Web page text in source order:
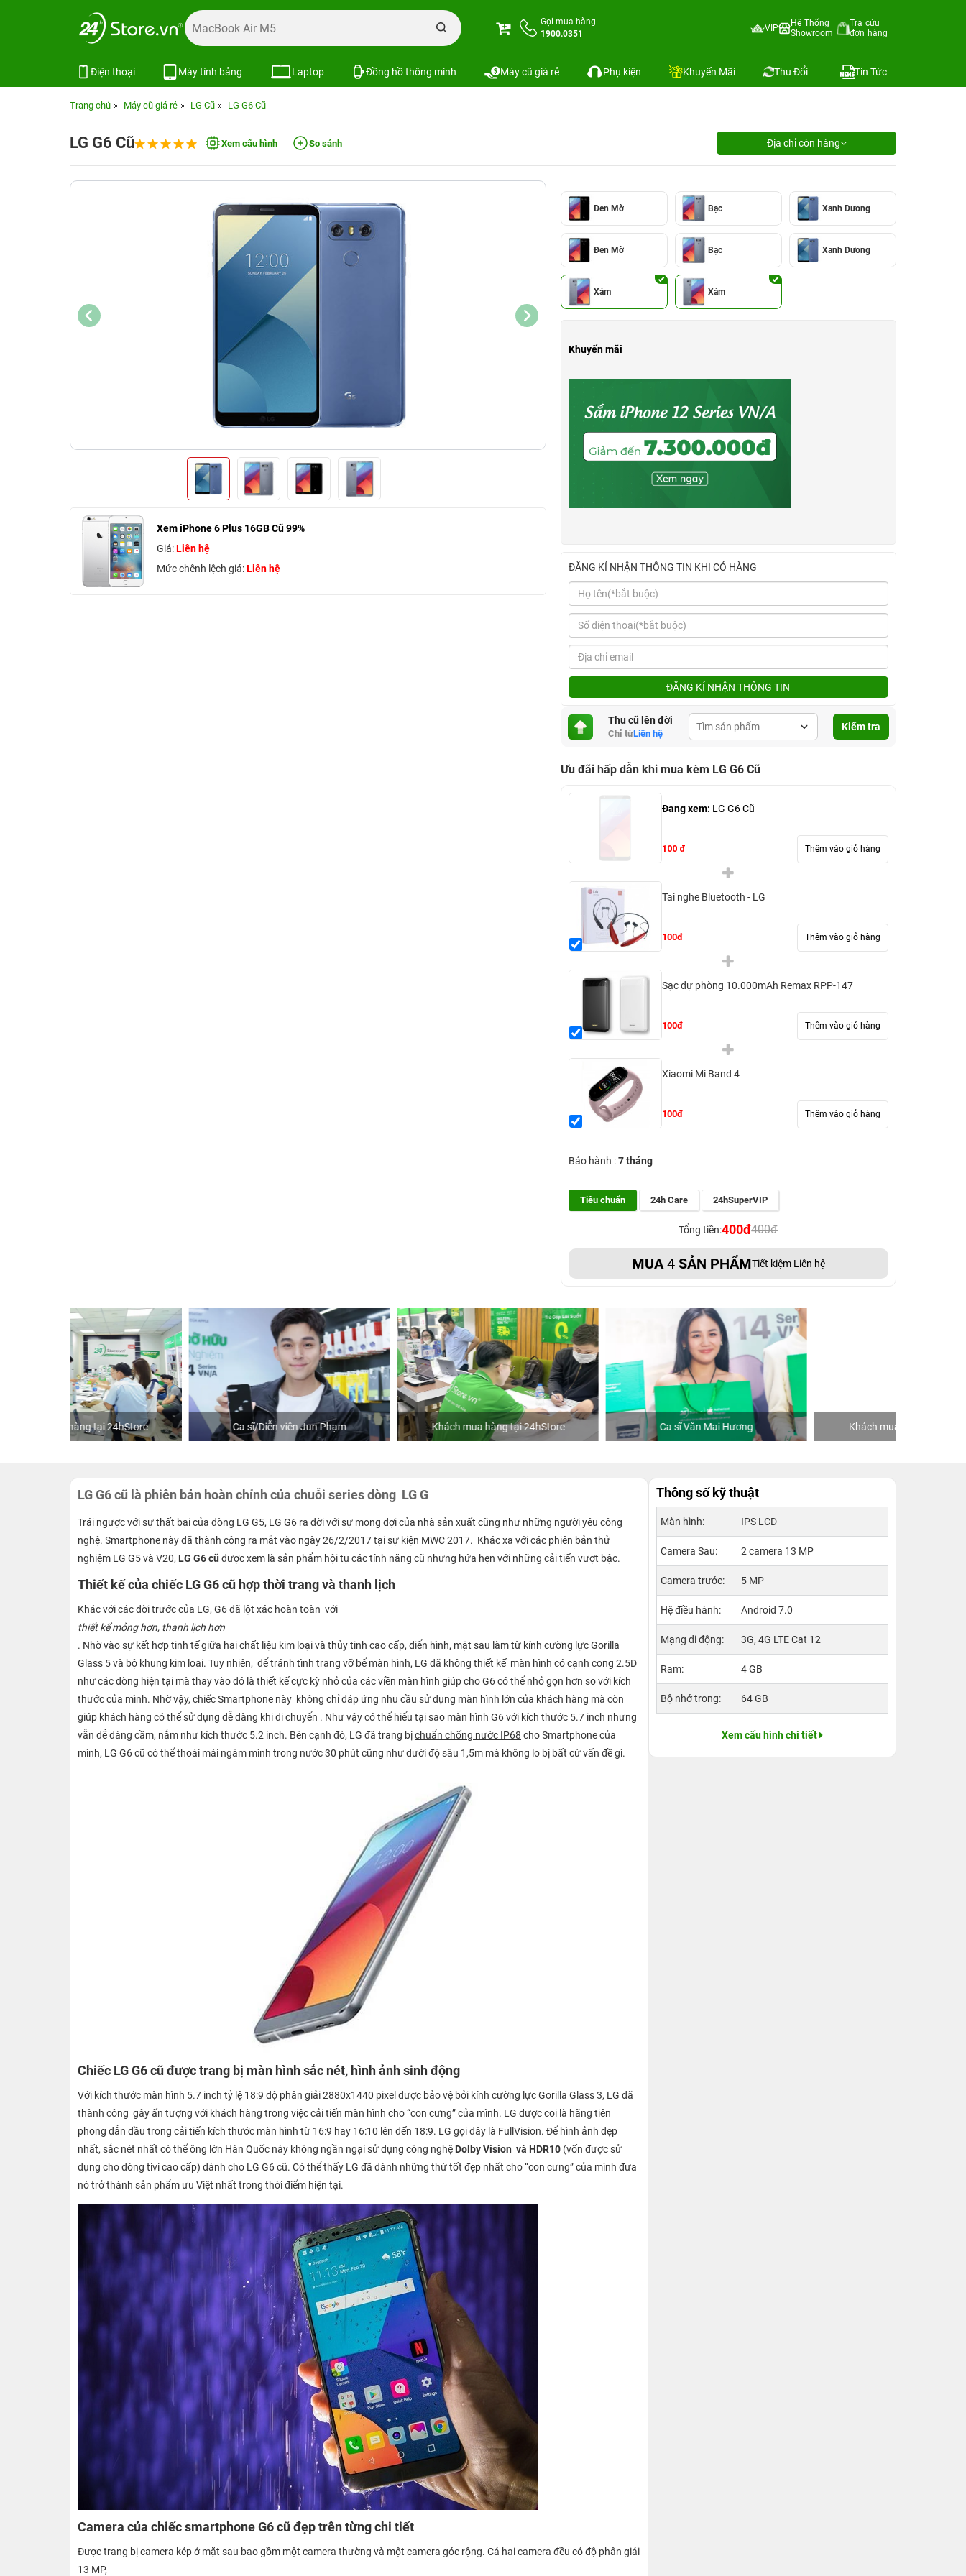
Gọi mua hàng
1900.0351
VIP
Hệ Thống
Showroom
Tra cứu
đơn hàng
Điện thoại Máy tính bảng Laptop Đồng hồ thông minh Máy cũ giá rẻ Phụ kiện Khuyến Mãi Thu Đổi Tin Tức
Trang chủ Máy cũ giá rẻ LG Cũ LG G6 Cũ
LG G6 Cũ Xem cấu hình So sánh Địa chỉ còn hàng
Xem iPhone 6 Plus 16GB Cũ 99%
Giá:Liên hệ
Mức chênh lệch giá:Liên hệ
Đen Mờ Bạc Xanh Dương
Đen Mờ Bạc Xanh Dương
Xám Xám
Khuyến mãi
ĐĂNG KÍ NHẬN THÔNG TIN KHI CÓ HÀNG
ĐĂNG KÍ NHẬN THÔNG TIN
Thu cũ lên đời
Chỉ từLiên hệ
Kiểm tra
Ưu đãi hấp dẫn khi mua kèm LG G6 Cũ
Đang xem: LG G6 Cũ
100 đ Thêm vào giỏ hàng
Tai nghe Bluetooth - LG
100đ Thêm vào giỏ hàng
Sạc dự phòng 10.000mAh Remax RPP-147
100đ Thêm vào giỏ hàng
Xiaomi Mi Band 4
100đ Thêm vào giỏ hàng
Bảo hành :7 tháng
Tiêu chuẩn 24h Care 24hSuperVIP
Tổng tiền:400đ400đ
MUA4SẢN PHẨMTiết kiệm Liên hệ
Ca sĩ/Diễn viên Jun Phạm Khách mua hàng tại 24hStore Ca sĩ Văn Mai Hương Khách mua hàng tại 24hStore
LG G6 cũ là phiên bản hoàn chỉnh của chuỗi series dòng LG G
Trái ngược với sự thất bại của dòng LG G5, LG G6 ra đời với sự mong đợi của nhà sản xuất cũng như những người yêu công
nghệ. Smartphone này đã thành công ra mắt vào ngày 26/2/2017 tại sự kiện MWC 2017. Khác xa với các phiên bản thử
nghiệm LG G5 và V20, LG G6 cũ được xem là sản phẩm hội tụ các tính năng cũ nhưng hứa hẹn với những cải tiến vượt bậc.
Thiết kế của chiếc LG G6 cũ hợp thời trang và thanh lịch
Khác với các đời trước của LG, G6 đã lột xác hoàn toàn với
thiết kể mỏng hơn, thanh lịch hơn
. Nhờ vào sự kết hợp tinh tế giữa hai chất liệu kim loại và thủy tinh cao cấp, điển hình, mặt sau làm từ kính cường lực Gorilla
Glass 5 và bộ khung kim loại. Tuy nhiên, để tránh tình trạng vỡ bể màn hình, LG đã không thiết kế màn hình có cạnh cong 2.5D
như các dòng hiện tại mà thay vào đó là thiết kế cực kỳ nhỏ của các viền màn hình giúp cho G6 có thể nhỏ gọn hơn so với kích
thước của mình. Nhờ vậy, chiếc Smartphone này không chỉ đáp ứng nhu cầu sử dụng màn hình lớn của khách hàng mà còn
giúp khách hàng có thể sử dụng dễ dàng khi di chuyển . Như vậy có thể hiểu tại sao màn hình G6 với kích thước 5.7 inch nhưng
vẫn dễ dàng cầm, nắm như kích thước 5.2 inch. Bên cạnh đó, LG đã trang bịchuẩn chống nước IP68 cho Smartphone của
mình, LG G6 cũ có thể thoái mái ngâm mình trong nước 30 phút cũng như dưới độ sâu 1,5m mà không lo bị bất cứ vấn đề gì.
Chiếc LG G6 cũ được trang bị màn hình sắc nét, hình ảnh sinh động
Với kích thước màn hình 5.7 inch tỷ lệ 18:9 độ phân giải 2880x1440 pixel được bảo vệ bởi kính cường lực Gorilla Glass 3, LG đã
thành công gây ấn tượng với khách hàng trong việc cải tiến màn hình cho “con cưng” của mình. LG được coi là hãng tiên
phong dẫn đầu trong cải tiến kích thước màn hình từ 16:9 hay 16:10 lên đến 18:9. LG gọi đây là FullVision. Để hình ảnh đẹp
nhất, sắc nét nhất có thể ông lớn Hàn Quốc này không ngần ngại sử dụng công nghệ Dolby Vision và HDR10 (vốn được sử
dụng cho dòng tivi cao cấp) dành cho LG G6 cũ. Có thể thấy LG đã dành những thứ tốt đẹp nhất cho “con cưng” của mình đưa
nó trở thành sản phẩm ưu Việt nhất trong thời điểm hiện tại.
Camera của chiếc smartphone G6 cũ đẹp trên từng chi tiết
Được trang bị camera kép ở mặt sau bao gồm một camera thường và một camera góc rộng. Cả hai camera đều có độ phân giải
13 MP,
Thông số kỹ thuật
Màn hình: IPS LCD
Camera Sau: 2 camera 13 MP
Camera trước: 5 MP
Hệ điều hành: Android 7.0
Mạng di động: 3G, 4G LTE Cat 12
Ram: 4 GB
Bộ nhớ trong: 64 GB
Xem cấu hình chi tiết